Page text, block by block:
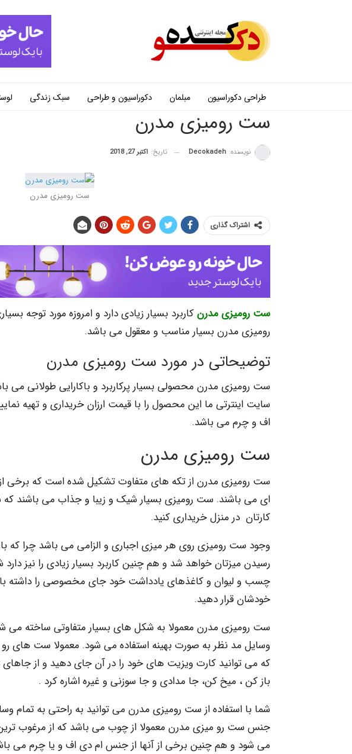
طراحی دکوراسیون مبلمان دکوراسیون و طراحی سبک زندگی
ست رومیزی مدرن
نویسنده: Decokadeh تاریخ: اکتبر 27, 2018
ست رومیزی مدرن
اشتراک گذاری
ست رومیزی مدرنکاربرد بسیار زیادی دارد و امروزه مورد توجه
رومیزی مدرن بسیار مناسب و معقول می باشد.
توضیحاتی در مورد ست رومیزی مدرن
ست رومیزی مدرن محصولی بسیار پرکاربرد و باکارایی طولانی می
سایت اینترتی ما این محصول را با قیمت ارزان خریداری و تهیه
اف و چرم می باشد.
ست رومیزی مدرن
ای می باشند. ست رومیزی بسیار شیک و زیبا و جذاب می باشند که
کارتان در منزل خریداری کنید.
وجود ست رومیزی روی هر میزی اجباری و الزامی می باشد چرا که
رسیدن میزتان خواهد شد و هم چنین کاربرد بسیار زیادی را نیز
چسب و لیوان و کاغذهای یادداشت خود جای مخصوصی را داشته
خودشان قرار دهید.
ست رومیزی مدرن معمولا به شکل های بسیار متفاوتی ساخته می
وسایل مد نظر به صورت بهینه استفاده می شود. معمولا ست های
که می توانید کارت ویزیت های خود را در آن جای دهید و از جاهای
باز کن ، میخ کن، جا مدادی و جا سوزنی و غیره اشاره کرد .
شما با استفاده از ست رومیزی مدرن می توانید به راحتی به تمام
جنس ست رو میزی مدرن معمولا از چوب می باشد که از مرغوب
می شود و هم چنین برخی از آنها از جنس ام دی اف و یا چرم می